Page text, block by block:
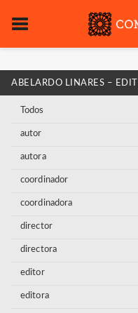
ABELARDO LINARES –
Todos
autor
autora
coordinador
coordinadora
director
directora
editor
editora